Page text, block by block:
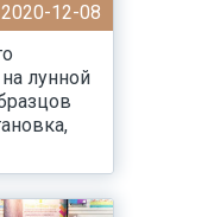
2020-12-08
лунной